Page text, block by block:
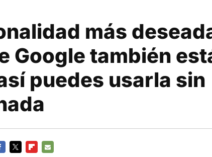
más
Google también
puedes usarla sin